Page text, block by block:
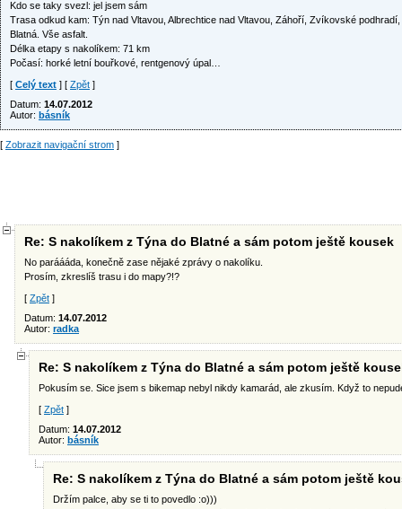
Kdo se taky svezl: jel jsem sám
Trasa odkud kam: Týn nad Vltavou, Albrechtice nad Vltavou, Záhoří, Zvíkovské
Blatná. Vše asfalt.
Délka etapy s nakolíkem: 71 km
Počasí: horké letní bouřkové, rentgenový úpal…
[ Celý text ] [ Zpět ]
Datum: 14.07.2012
Autor: básník
[ Zobrazit navigační strom ]
Re: S nakolíkem z Týna do Blatné a sám potom ještě kousek
No paráááda, konečně zase nějaké zprávy o nakolíku.
Prosím, zkreslíš trasu i do mapy?!?
[ Zpět ]
Datum: 14.07.2012
Autor: radka
Re: S nakolíkem z Týna do Blatné a sám potom ještě
Pokusím se. Sice jsem s bikemap nebyl nikdy kamarád, ale zkusím. Když to
[ Zpět ]
Datum: 14.07.2012
Autor: básník
Re: S nakolíkem z Týna do Blatné a sám potom ještě
Držím palce, aby se ti to povedlo :o)))